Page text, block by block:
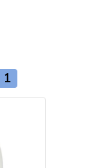
1